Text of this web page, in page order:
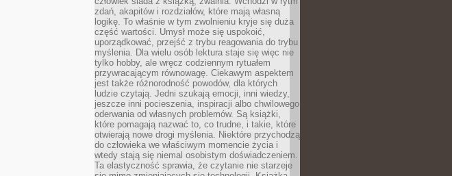
zdań, akapitów i rozdziałów, które mają własną
logikę. To właśnie w tym zwolnieniu kryje się duża
część wartości. Umysł może się uspokoić,
uporządkować, przejść z trybu reagowania do trybu
myślenia. Dla wielu osób lektura staje się więc nie
tylko hobby, ale wręcz codziennym rytuałem
przywracającym równowagę. Ciekawym aspektem
jest także różnorodność powodów, dla których
ludzie czytają. Jedni szukają emocji, inni wiedzy,
jeszcze inni pocieszenia, inspiracji albo chwilowego
oderwania od własnych problemów. Są książki,
które pomagają nazwać to, co trudne, i takie, które
otwierają nowe drogi myślenia. Niektóre przychodzą
do człowieka we właściwym momencie życia i
wtedy stają się niemal osobistym doświadczeniem.
Ta elastyczność sprawia, że czytanie nie starzeje